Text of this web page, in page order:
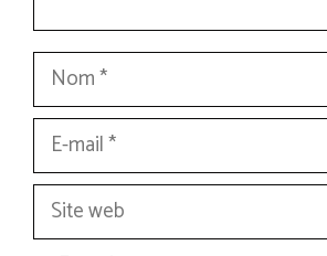
Nom
mail
Site
web